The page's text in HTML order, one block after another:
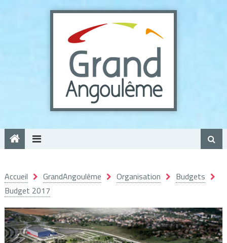
Accueil GrandAngoulême Organisation
Budgets
Budget 2017
Panneau de gestion des cookies